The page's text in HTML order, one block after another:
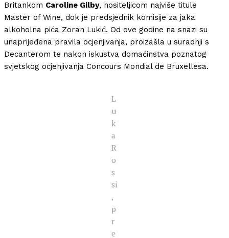
Britankom Caroline Gilby, nositeljicom najviše titule
Master of Wine, dok je predsjednik komisije za jaka
alkoholna pića Zoran Lukić. Od ove godine na snazi su
unaprijeđena pravila ocjenjivanja, proizašla u suradnji s
Decanterom te nakon iskustva domaćinstva poznatog
svjetskog ocjenjivanja Concours Mondial de Bruxellesa.
L
u
k
a
R
o
s
si
,
p
r
e